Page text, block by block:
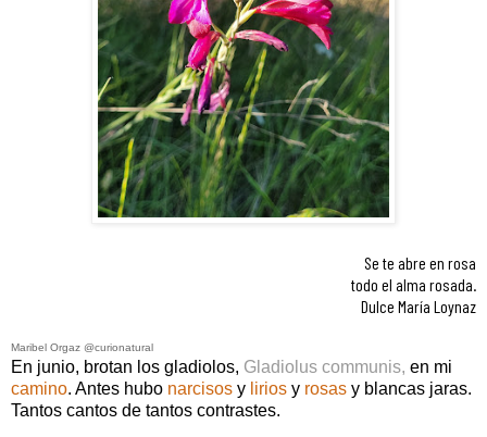
Se te abre en rosa
todo el alma rosada.
Dulce María Loynaz
Maribel Orgaz @curionatural
En junio, brotan los gladiolos, Gladiolus communis, en mi
camino. Antes hubo narcisos y lirios y rosas y blancas jaras.
Tantos cantos de tantos contrastes.